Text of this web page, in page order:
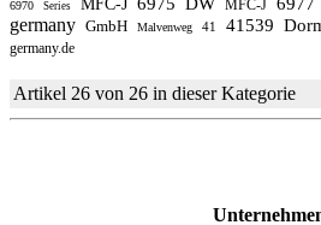
6970 Series MFC-J MFC-J
germany GmbH Malvenweg 41 41539
germany.de
Artikel 26 von 26 in dieser Kategorie